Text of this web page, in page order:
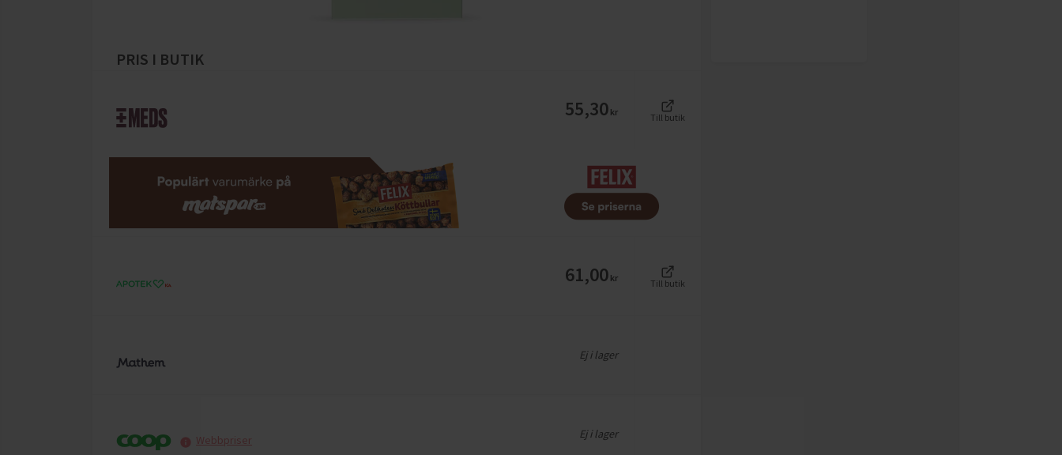
PRIS I BUTIK
55,30 kr Till butik
61,00 kr Till butik
Ej i lager
Webbpriser Ej i lager